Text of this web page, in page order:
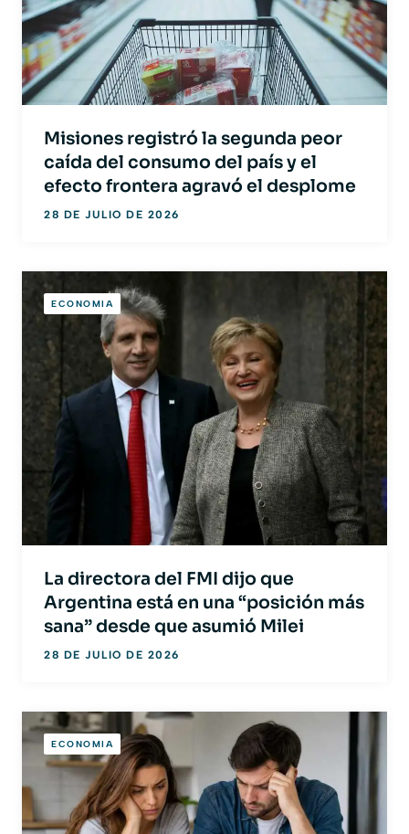
Misiones registró la segunda peor
caída del consumo del país y el
efecto frontera agravó el desplome
28 DE JULIO DE 2026
ECONOMIA
La directora del FMI dijo que
Argentina está en una “posición más
sana” desde que asumió Milei
28 DE JULIO DE 2026
ECONOMIA